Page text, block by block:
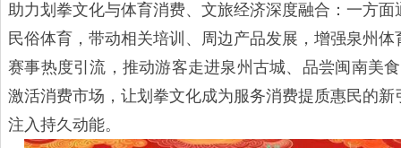
助力划拳文化与体育消费、文旅经济深度融合：一方
民俗体育，带动相关培训、周边产品发展，增强泉州
赛事热度引流，推动游客走进泉州古城、品尝闽南美
激活消费市场，让划拳文化成为服务消费提质惠民的
注入持久动能。